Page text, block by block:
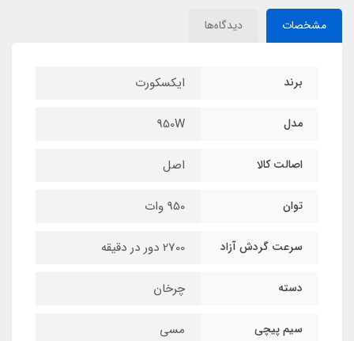
مشخصات دیدگاه‌ها
برند ایکسکورت
مدل 950W
اصالت کالا اصل
توان 950 وات
سرعت گردش آزاد 2700 دور در دقیقه
دسته چرخان
سیم پیچی مسی